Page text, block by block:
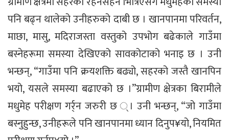
पनि बढ्न थालेको उनीहरुको दाबी छ । खानपानमा परिवर्तन,
माछा, मासु, मदिराजस्ता वस्तुको उपभोग बढेकाले गाउँमा
बस्नेहरूमा समस्या देखिएको सावकोटाको भनाइ छ । उनी
भन्छन्, “गाउँमा पनि क्रयशक्ति बढ्यो, सहरको जस्तै खानपिन
भयो, यसले समस्या बढाएको छ ।”ग्रामीण क्षेत्रका बिरामीले
मधुमेह परीक्षण गर्र्न जरुरी छ ्। उनी भन्छन्, “जो गाउँमा
बस्नुहुन्छ, उनीहरूले पनि खानपानमा ध्यान दिनुप¥यो, नियमित